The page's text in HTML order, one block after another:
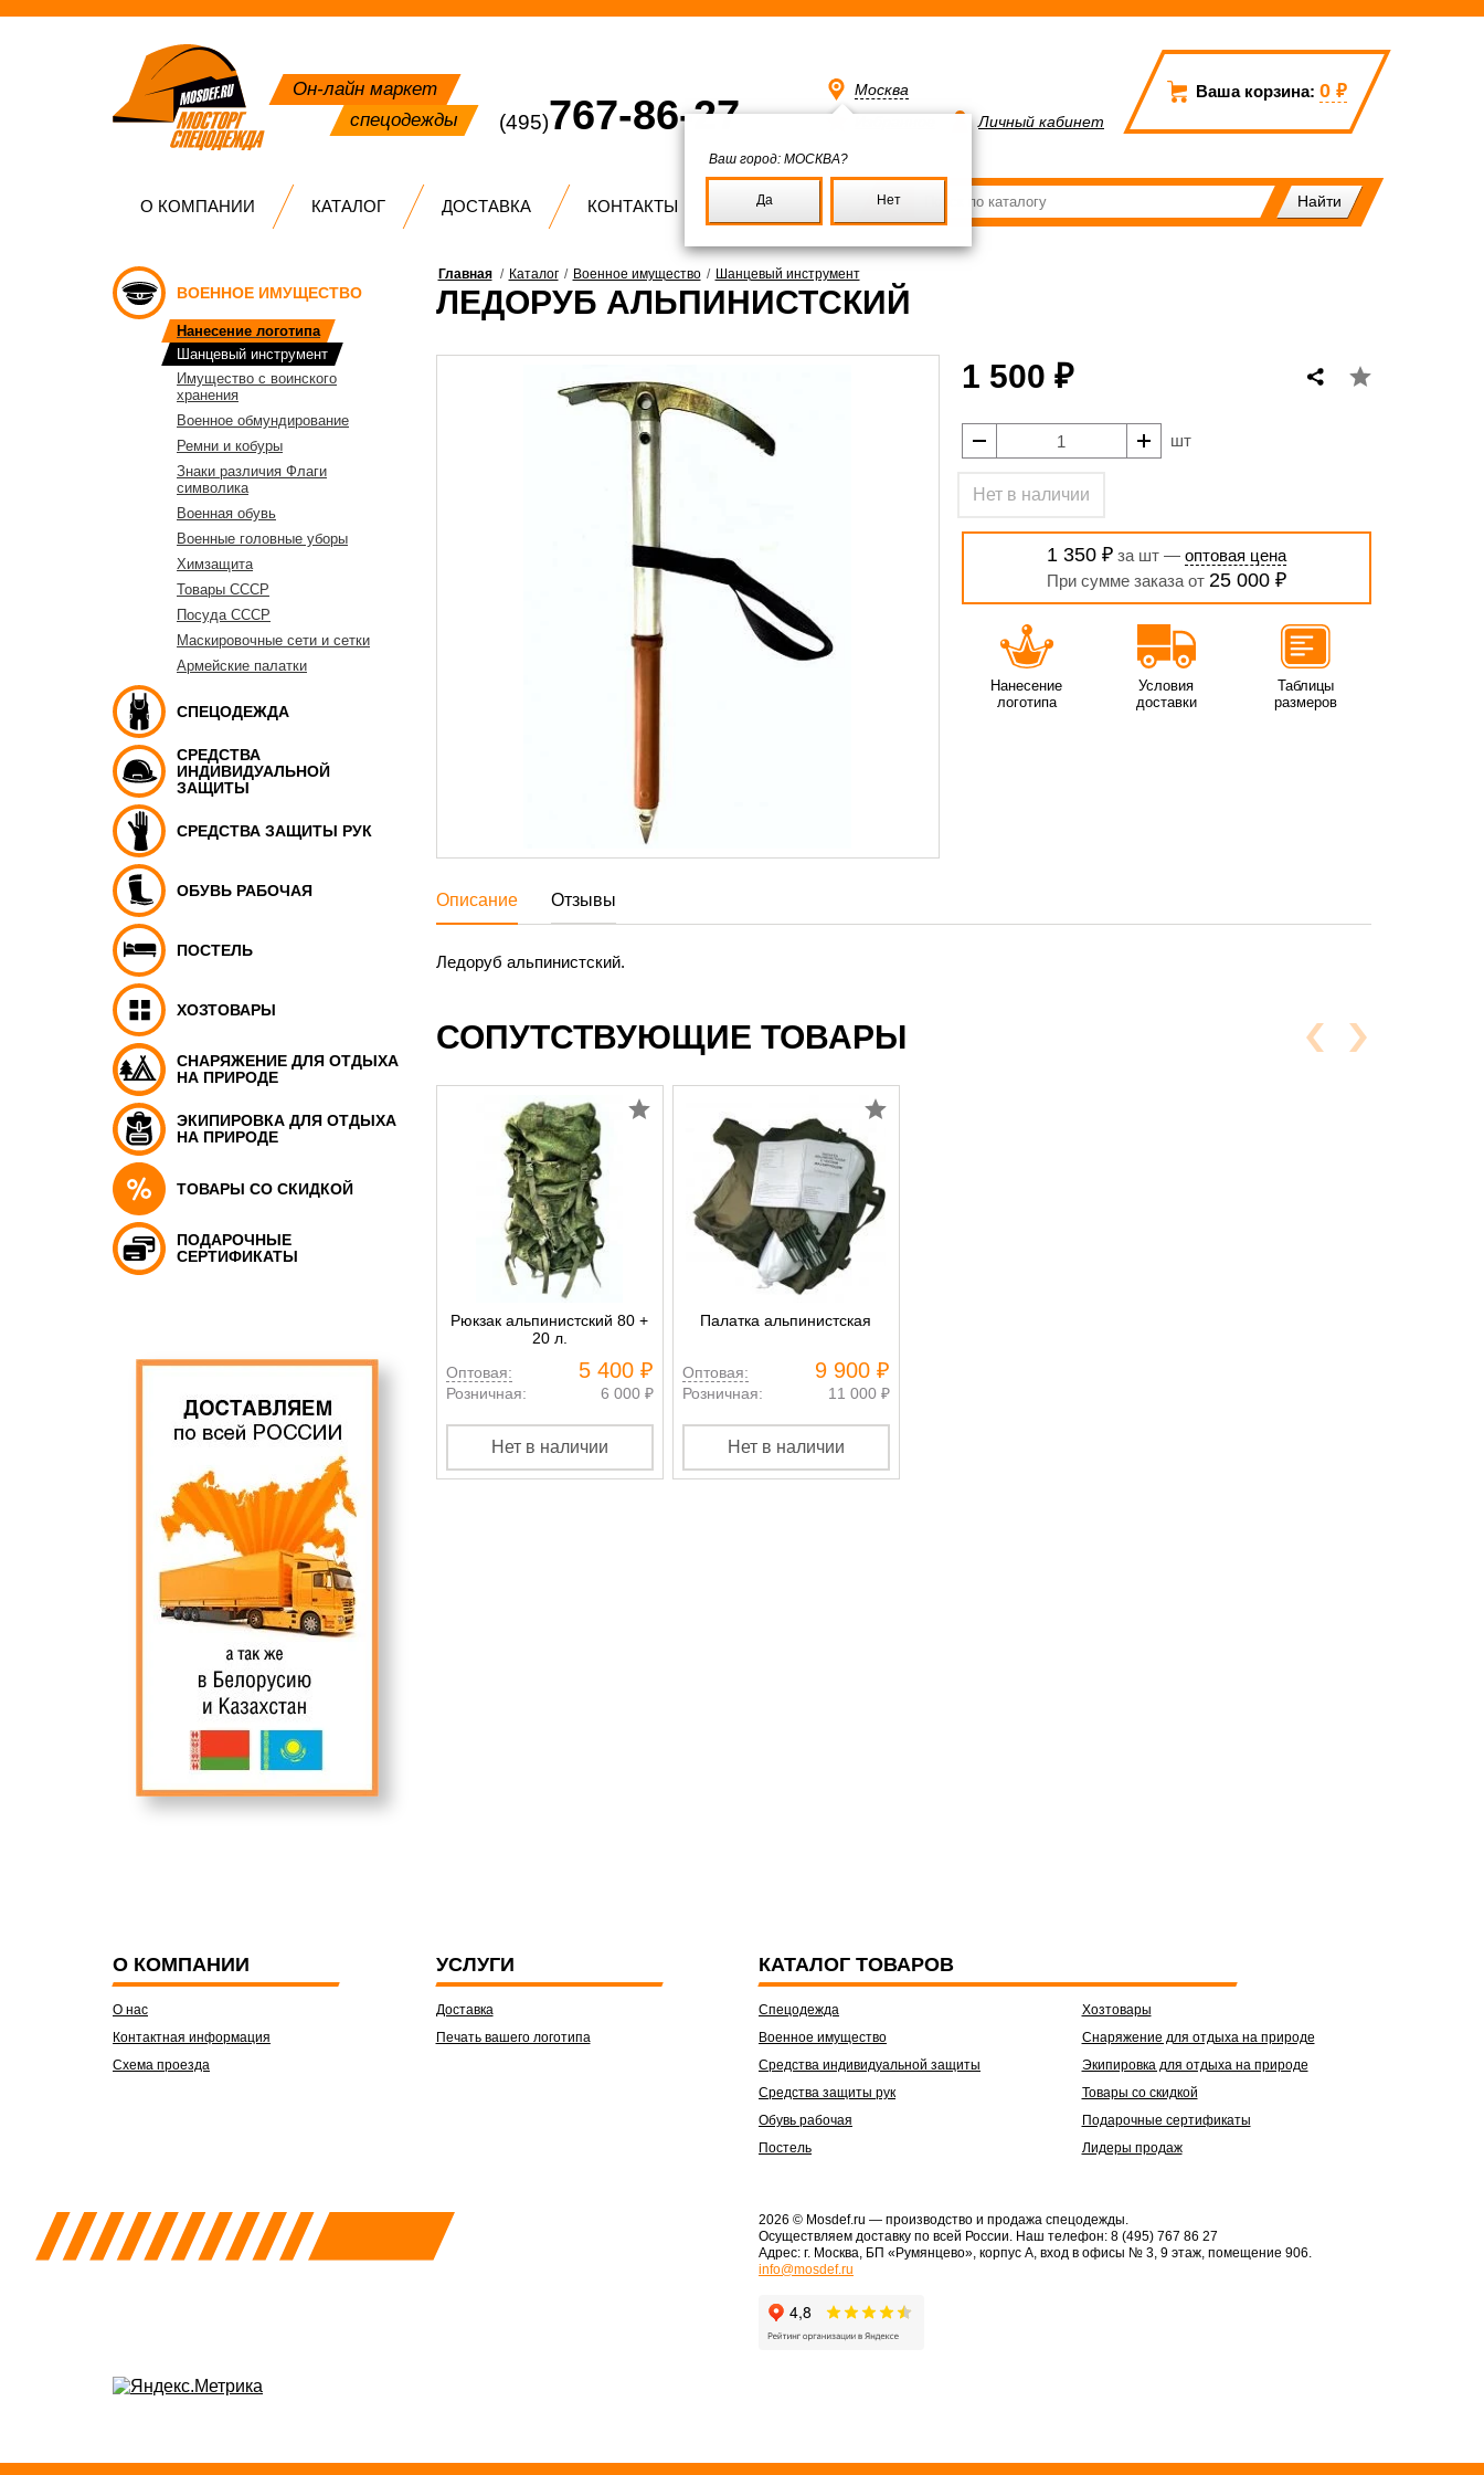
Он-лайн маркет
спецодежды
(495)767-86-27
Ваша корзина: 0 ₽
Москва
Ваш город: МОСКВА?
Да Нет
Личный кабинет
О КОМПАНИИ КАТАЛОГ ДОСТАВКА КОНТАКТЫ
ВОЕННОЕ ИМУЩЕСТВО
Нанесение логотипа
Шанцевый инструмент
Имущество с воинского
хранения
Военное обмундирование
Ремни и кобуры
Знаки различия Флаги
символика
Военная обувь
Военные головные уборы
Химзащита
Товары СССР
Посуда СССР
Маскировочные сети и сетки
Армейские палатки
СПЕЦОДЕЖДА
СРЕДСТВА
ИНДИВИДУАЛЬНОЙ
ЗАЩИТЫ
СРЕДСТВА ЗАЩИТЫ РУК
ОБУВЬ РАБОЧАЯ
ПОСТЕЛЬ
ХОЗТОВАРЫ
СНАРЯЖЕНИЕ ДЛЯ ОТДЫХА
НА ПРИРОДЕ
ЭКИПИРОВКА ДЛЯ ОТДЫХА
НА ПРИРОДЕ
ТОВАРЫ СО СКИДКОЙ
ПОДАРОЧНЫЕ
СЕРТИФИКАТЫ
Главная / Каталог / Военное имущество / Шанцевый инструмент
ЛЕДОРУБ АЛЬПИНИСТСКИЙ
1 500 ₽
шт
Нет в наличии
1 350 ₽за шт — оптовая цена
При сумме заказа от 25 000 ₽
Описание Отзывы
Ледоруб альпинистский.
Нанесение
логотипа
Условия
доставки
Таблицы
размеров
СОПУТСТВУЮЩИЕ ТОВАРЫ
Рюкзак альпинистский 80 +
20 л.
Оптовая:
5 400 ₽
Розничная: 6 000 ₽
Нет в наличии
Палатка альпинистская
Оптовая: 9 900 ₽
Розничная: 11 000 ₽
Нет в наличии
О КОМПАНИИ
О нас
Контактная информация
Схема проезда
УСЛУГИ
Доставка
Печать вашего логотипа
КАТАЛОГ ТОВАРОВ
Спецодежда
Военное имущество
Средства индивидуальной защиты
Средства защиты рук
Обувь рабочая
Постель
Хозтовары
Снаряжение для отдыха на природе
Экипировка для отдыха на природе
Товары со скидкой
Подарочные сертификаты
Лидеры продаж
2026 © Mosdef.ru — производство и продажа спецодежды.
Осуществляем доставку по всей России. Наш телефон: 8 (495) 767 86 27
Адрес: г. Москва, БП «Румянцево», корпус А, вход в офисы № 3, 9 этаж, помещение 906.
info@mosdef.ru